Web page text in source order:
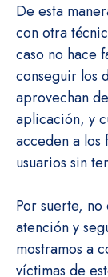
De esta
con otra
caso no hace
conseguir los
aprovechan
aplicación, y
acceden a los
usuarios sin
Por suerte, no
atención y
mostramos a
víctimas de